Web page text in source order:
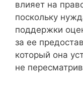
влияет на
поскольку
поддержки
за ее
который она
не